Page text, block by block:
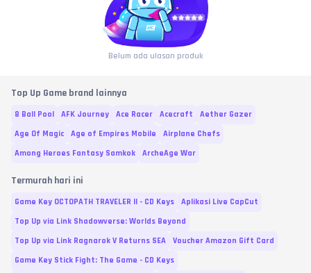
Belum ada ulasan produk
Top Up Game brand lainnya
8 Ball Pool AFK Journey Ace Racer Acecraft
Aether Gazer
Age Of Magic
Age of Empires Mobile
Airplane Chefs
Among Heroes Fantasy Samkok
ArcheAge War
Termurah hari ini
Game Key OCTOPATH TRAVELER II - CD Keys
Aplikasi Live CapCut
Top Up via Link Shadowverse: Worlds Beyond
Top Up via Link Ragnarok V Returns SEA
Voucher Amazon Gift Card
Game Key Stick Fight: The Game - CD Keys